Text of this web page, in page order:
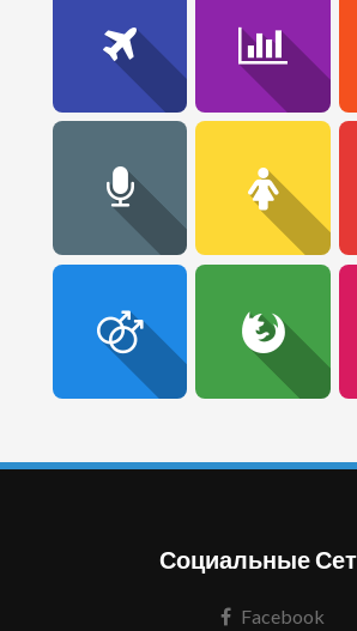
Социальные
Facebook